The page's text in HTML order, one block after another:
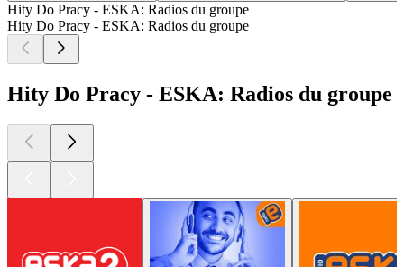
Hity Do Pracy - ESKA: Radios du groupe
Hity Do Pracy - ESKA: Radios du groupe
Hity Do Pracy - ESKA: Radios du groupe